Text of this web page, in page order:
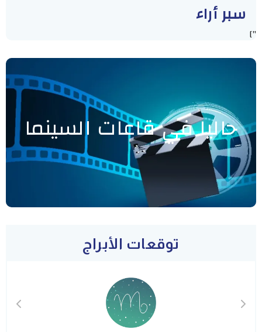
سبر أراء
"]
حاليا في قاعات السينما
توقعات الأبراج